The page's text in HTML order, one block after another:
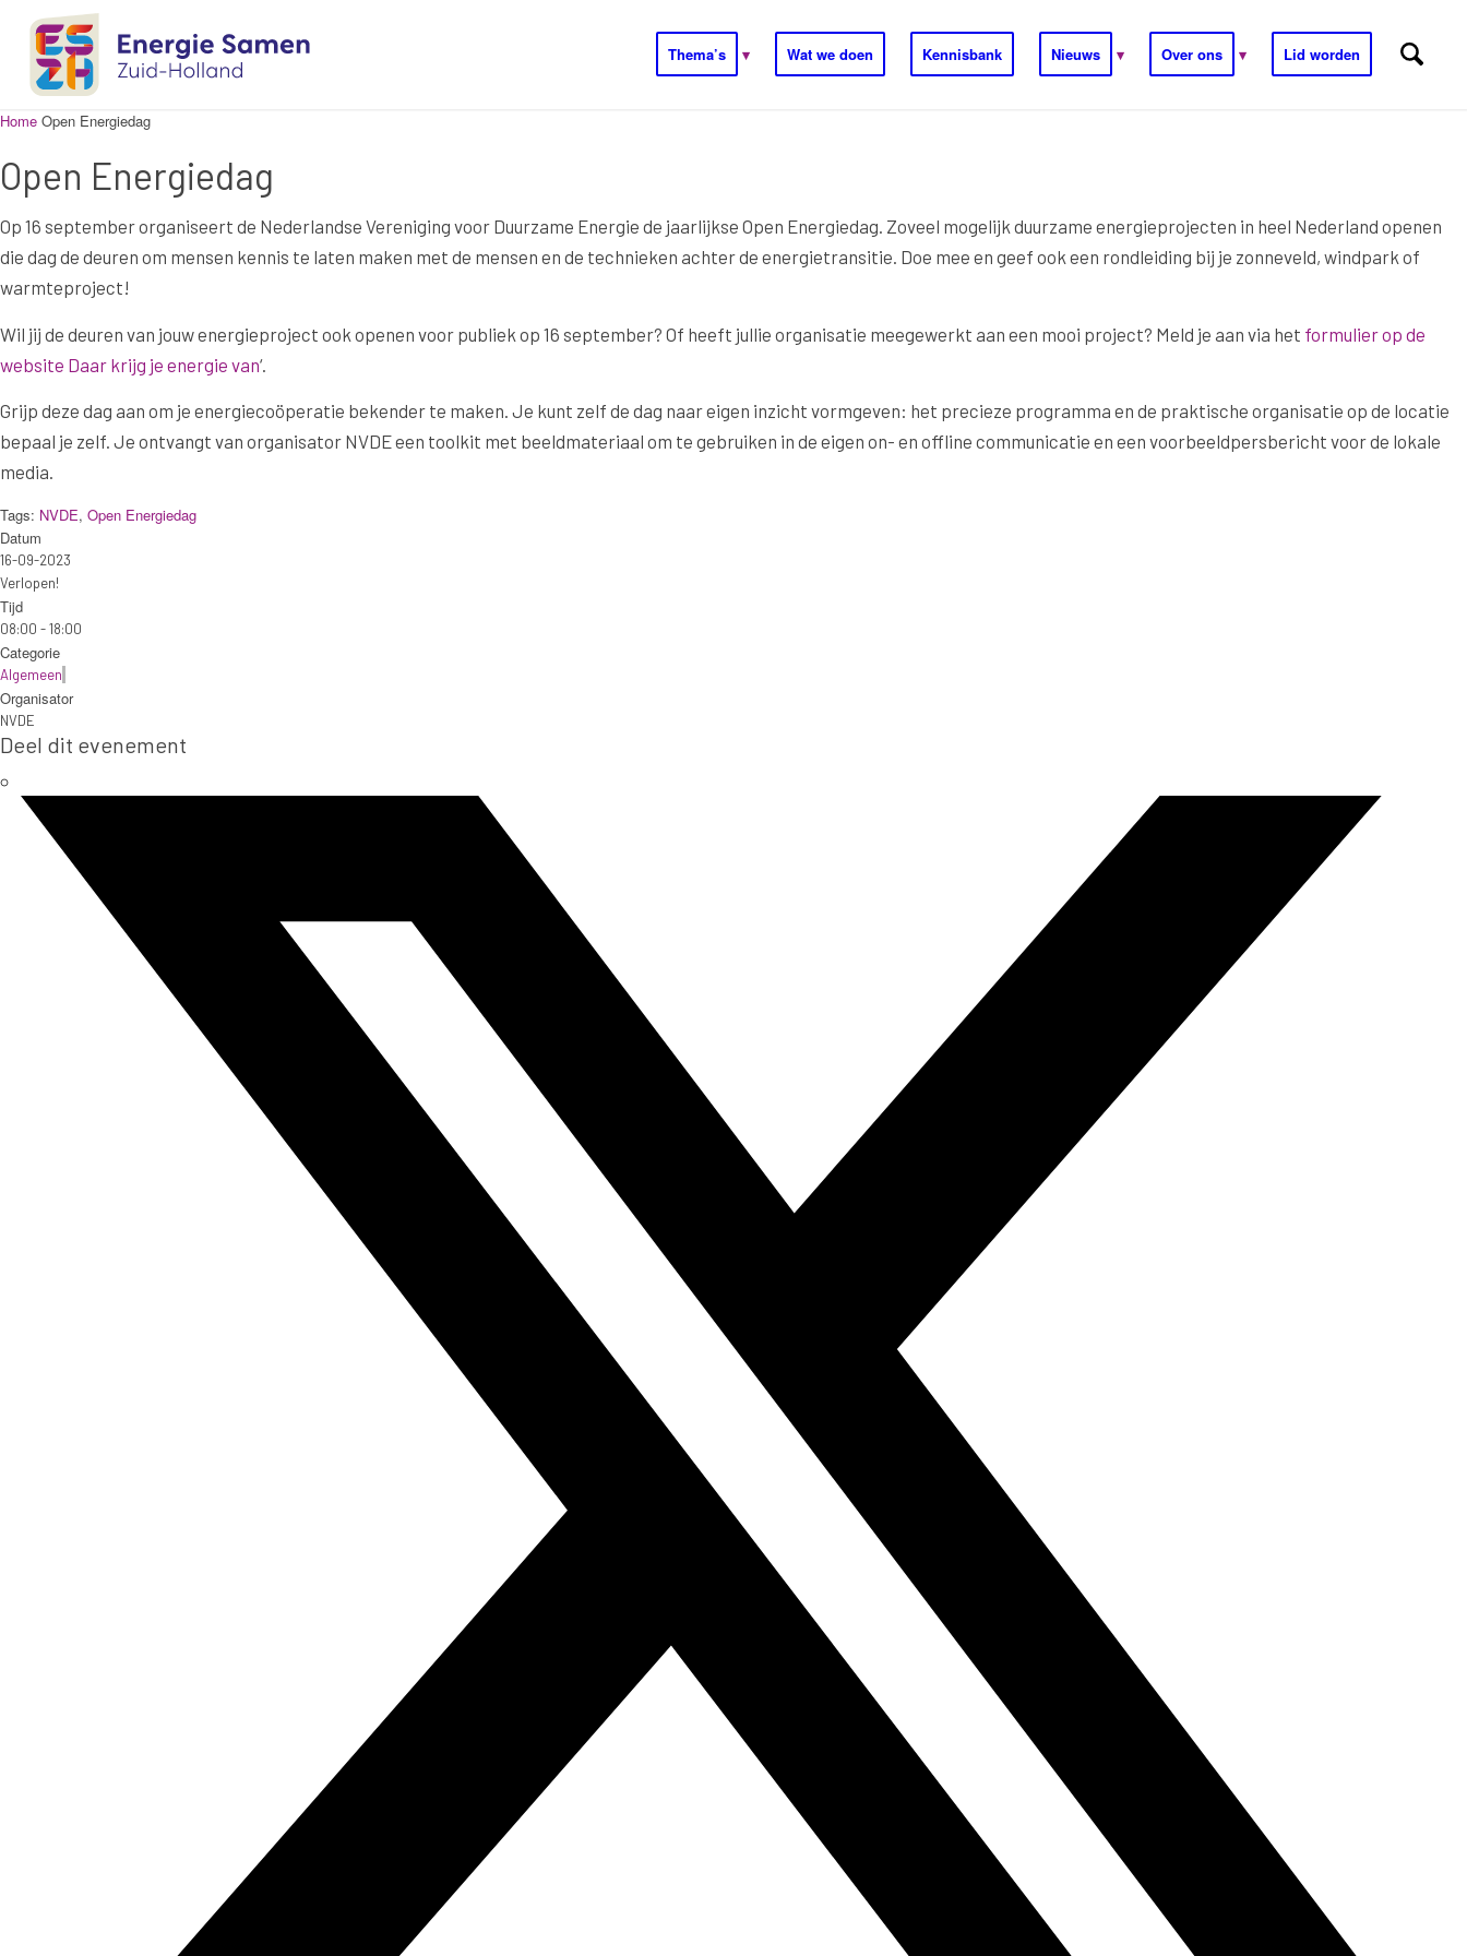
Thema’s Wat we doen Kennisbank Nieuws Over ons Lid worden
Home Open Energiedag
Open Energiedag
Op 16 september organiseert de Nederlandse Vereniging voor Duurzame Energie de jaarlijkse Open Energiedag. Zoveel mogelijk duurzame energieprojecten in heel Nederland openen
die dag de deuren om mensen kennis te laten maken met de mensen en de technieken achter de energietransitie. Doe mee en geef ook een rondleiding bij je zonneveld, windpark of
warmteproject!
Wil jij de deuren van jouw energieproject ook openen voor publiek op 16 september? Of heeft jullie organisatie meegewerkt aan een mooi project? Meld je aan via het formulier op de
website Daar krijg je energie van‘.
Grijp deze dag aan om je energiecoöperatie bekender te maken. Je kunt zelf de dag naar eigen inzicht vormgeven: het precieze programma en de praktische organisatie op de locatie
bepaal je zelf. Je ontvangt van organisator NVDE een toolkit met beeldmateriaal om te gebruiken in de eigen on- en offline communicatie en een voorbeeldpersbericht voor de lokale
media.
Tags: NVDE, Open Energiedag
Datum
16-09-2023
Verlopen!
Tijd
08:00 - 18:00
Categorie
Algemeen
Organisator
NVDE
Deel dit evenement